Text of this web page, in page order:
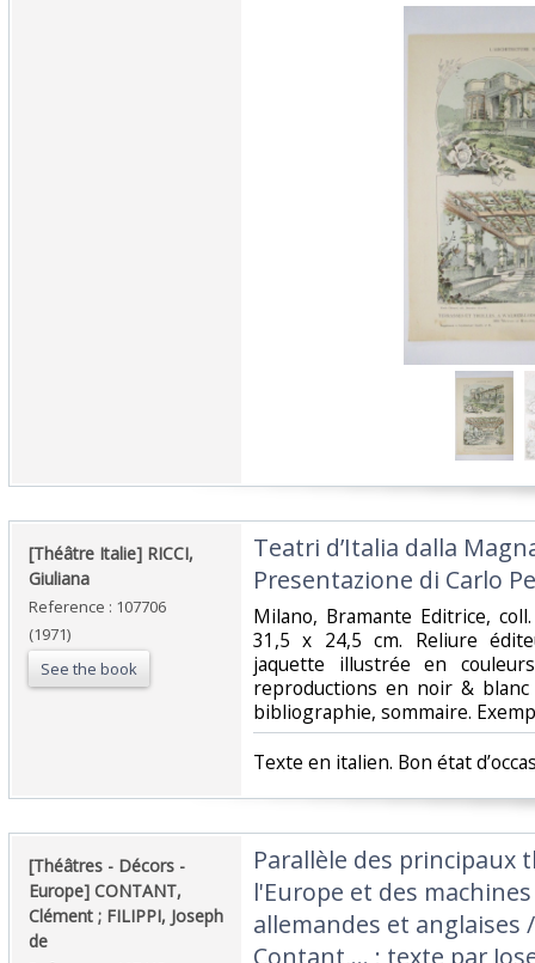
‎[Théâtre Italie] RICCI,
Giuliana‎
Reference : 107706
(1971)
See the book
‎Teatri d’Italia dalla
Presentazione di Carlo
‎Milano, Bramante Editrice,
31,5 x 24,5 cm. Reliure
jaquette illustrée en
reproductions en noir &
bibliographie, sommaire.
‎Texte en italien. Bon état
‎[Théâtres - Décors -
Europe] CONTANT,
Clément ; FILIPPI, Joseph
de‎
‎Parallèle des principaux
l'Europe et des
allemandes et anglaises